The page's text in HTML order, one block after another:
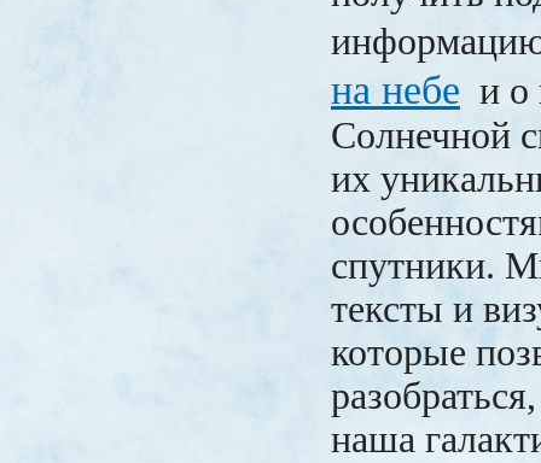
на небе и о
Солнечной
их
спутники.
тексты и
которые
наша